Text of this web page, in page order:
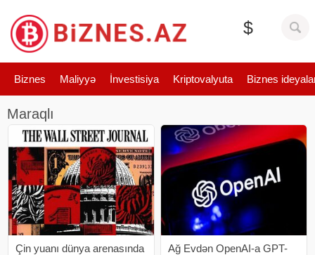
$
Biznes Maliyyə İnvestisiya Kriptovalyuta Biznes
Maraqlı
Çin yuanı dünya arenasında
Ağ Evdən OpenAI-a GPT-